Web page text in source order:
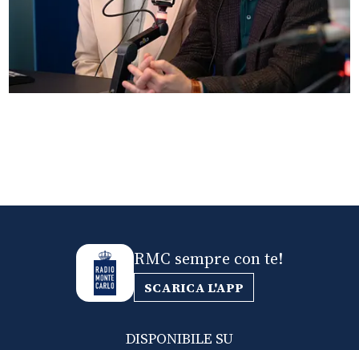
RMC sempre con te!
SCARICA L'APP
DISPONIBILE SU